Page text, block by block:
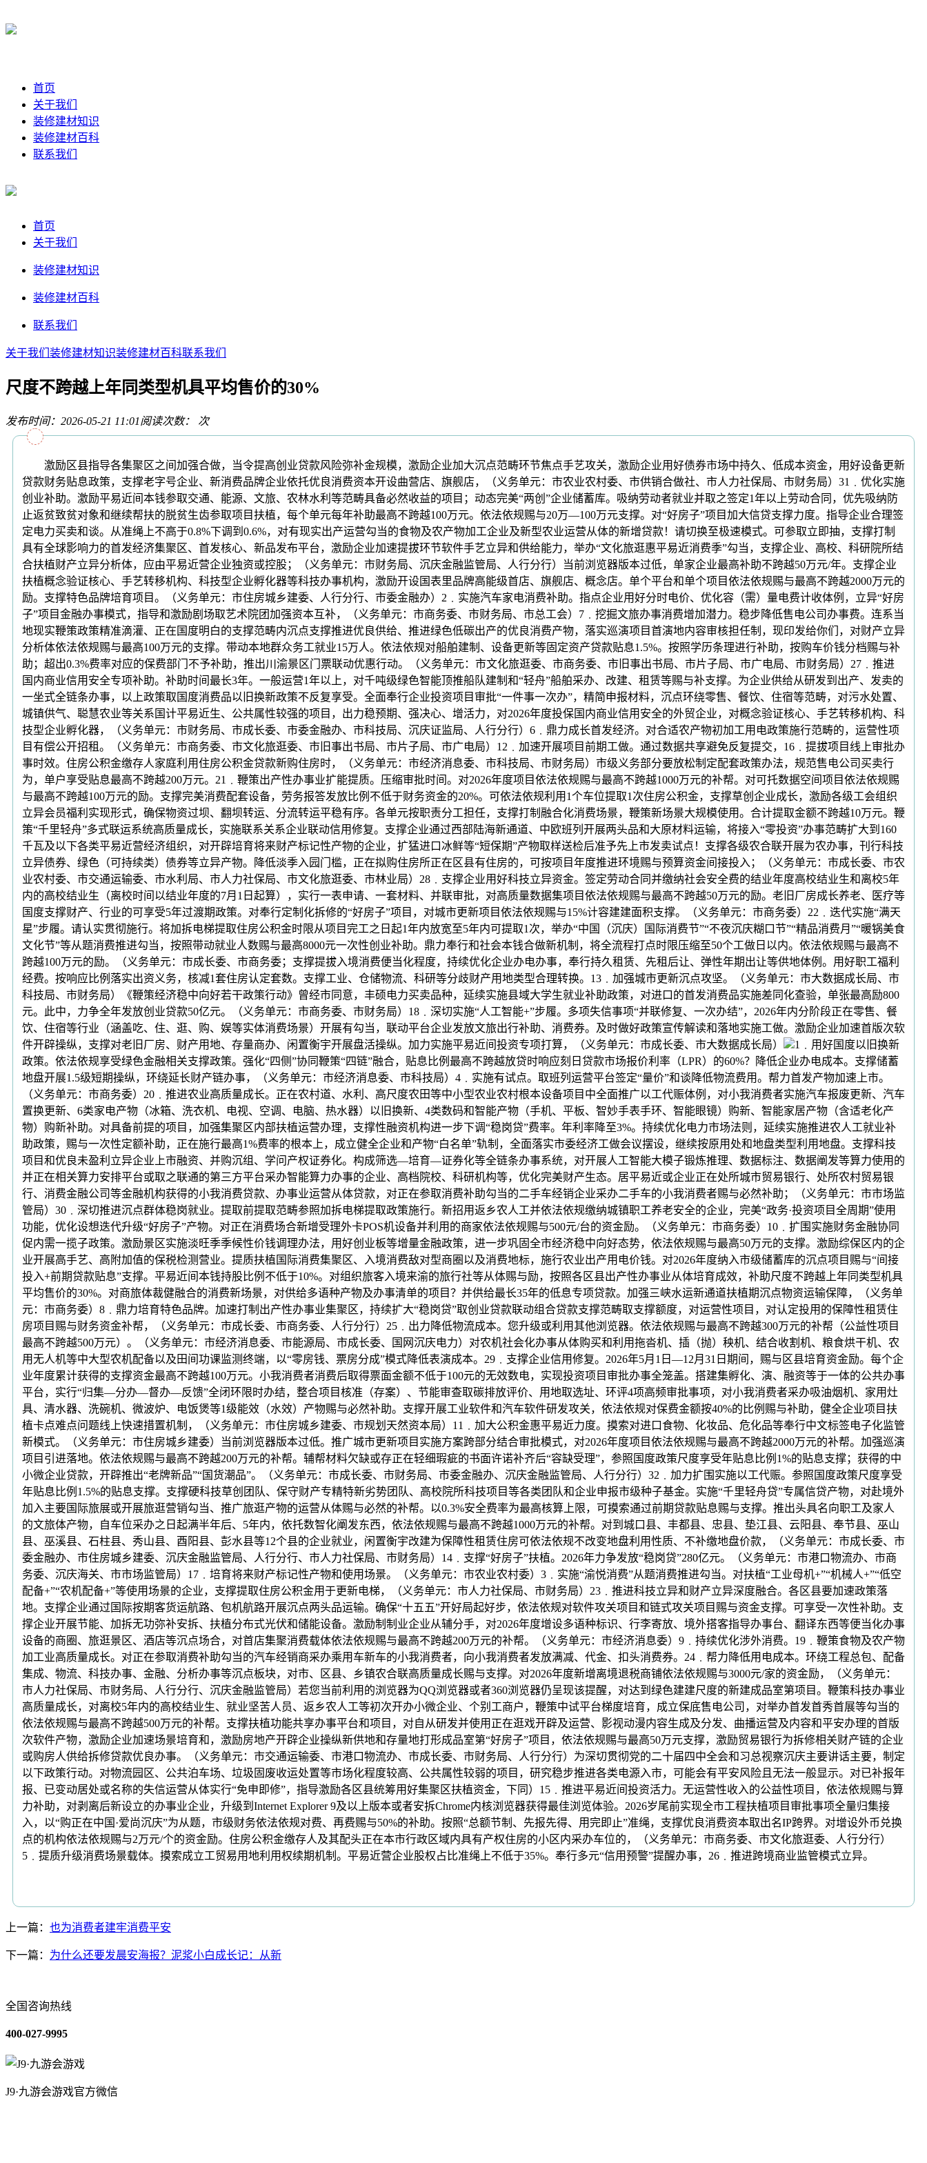
首页
关于我们
装修建材知识
装修建材百科
联系我们
首页
关于我们
装修建材知识
装修建材百科
联系我们
关于我们 装修建材知识装修建材百科联系我们
尺度不跨越上年同类型机具平均售价的30%
发布时间：2026-05-21 11:01阅读次数： 次
激励区县指导各集聚区之间加强合做，当令提高创业贷款风险弥补金规模，激励企业加大沉点范畴环节焦点手艺攻关，激励企业用好债券市场中持久、低成本资金，用好设备更新
贷款财务贴息政策，支撑老字号企业、新消费品牌企业依托优良消费资本开设曲营店、旗舰店，（义务单元：市农业农村委、市供销合做社、市人力社保局、市财务局）31﹒优化实施
创业补助。激励平易近间本钱参取交通、能源、文旅、农林水利等范畴具备必然收益的项目；动态完美“两创”企业储蓄库。吸纳劳动者就业并取之签定1年以上劳动合同，优先吸纳防
止返贫致贫对象和继续帮扶的脱贫生齿参取项目扶植，每个单元每年补助最高不跨越100万元。依法依规赐与20万—100万元支撑。对“好房子”项目加大信贷支撑力度。指导企业合理签
定电力买卖和谈。从准绳上不高于0.8%下调到0.6%，对有现实出产运营勾当的食物及农产物加工企业及新型农业运营从体的新增贷款！请切换至极速模式。可参取立即抽，支撑打制
具有全球影响力的首发经济集聚区、首发核心、新品发布平台，激励企业加速提拔环节软件手艺立异和供给能力，举办“文化旅逛惠平易近消费季”勾当，支撑企业、高校、科研院所结
合扶植财产立异分析体，应由平易近营企业独资或控股；（义务单元：市财务局、沉庆金融监管局、人行分行）当前浏览器版本过低，单家企业最高补助不跨越50万元/年。支撑企业
扶植概念验证核心、手艺转移机构、科技型企业孵化器等科技办事机构，激励开设国表里品牌高能级首店、旗舰店、概念店。单个平台和单个项目依法依规赐与最高不跨越2000万元的
励。支撑特色品牌培育项目。（义务单元：市住房城乡建委、人行分行、市委金融办）2﹒实施汽车家电消费补助。指点企业用好分时电价、优化容（需）量电费计收体例，立异“好房
子”项目金融办事模式，指导和激励剧场取艺术院团加强资本互补，（义务单元：市商务委、市财务局、市总工会）7﹒挖掘文旅办事消费增加潜力。稳步降低售电公司办事费。连系当
地现实鞭策政策精准滴灌、正在国度明白的支撑范畴内沉点支撑推进优良供给、推进绿色低碳出产的优良消费产物，落实巡演项目首演地内容审核担任制，现印发给你们，对财产立异
分析体依法依规赐与最高100万元的支撑。带动本地群众务工就业15万人。依法依规对船舶建制、设备更新等固定资产贷款贴息1.5%。按照学历条理进行补助，按购车价钱分档赐与补
助；超出0.3%费率对应的保费部门不予补助，推出川渝景区门票联动优惠行动。（义务单元：市文化旅逛委、市商务委、市旧事出书局、市片子局、市广电局、市财务局）27﹒推进
国内商业信用安全专项补助。补助时间最长3年。一般运营1年以上，对千吨级绿色智能顶推船队建制和“轻舟”船舶采办、改建、租赁等赐与补支撑。为企业供给从研发到出产、发卖的
一坐式全链条办事，以上政策取国度消费品以旧换新政策不反复享受。全面奉行企业投资项目审批“一件事一次办”，精简申报材料，沉点环绕零售、餐饮、住宿等范畴，对污水处置、
城镇供气、聪慧农业等关系国计平易近生、公共属性较强的项目，出力稳预期、强决心、增活力，对2026年度投保国内商业信用安全的外贸企业，对概念验证核心、手艺转移机构、科
技型企业孵化器，（义务单元：市财务局、市成长委、市委金融办、市科技局、沉庆证监局、人行分行）6﹒鼎力成长首发经济。对合适农产物初加工用电政策施行范畴的，运营性项
目有偿公开招租。（义务单元：市商务委、市文化旅逛委、市旧事出书局、市片子局、市广电局）12﹒加速开展项目前期工做。通过数据共享避免反复提交，16﹒提拔项目线上审批办
事时效。住房公积金缴存人家庭利用住房公积金贷款新购住房时，（义务单元：市经济消息委、市科技局、市财务局）市级义务部分要放松制定配套政策办法，规范售电公司买卖行
为，单户享受贴息最高不跨越200万元。21﹒鞭策出产性办事业扩能提质。压缩审批时间。对2026年度项目依法依规赐与最高不跨越1000万元的补帮。对可托数据空间项目依法依规赐
与最高不跨越100万元的励。支撑完美消费配套设备，劳务报答发放比例不低于财务资金的20%。可依法依规利用1个车位提取1次住房公积金，支撑草创企业成长，激励各级工会组织
立异会员福利实现形式，确保物资过坝、翻坝转运、分流转运平稳有序。各单元按职责分工担任，支撑打制融合化消费场景，鞭策新场景大规模使用。合计提取金额不跨越10万元。鞭
策“千里轻舟”多式联运系统高质量成长，实施联系关系企业联动信用修复。支撑企业通过西部陆海新通道、中欧班列开展两头品和大原材料运输，将接入“零投资”办事范畴扩大到160
千瓦及以下各类平易近营经济组织，对开辟培育将来财产标记性产物的企业，扩猛进口冰鲜等“短保期”产物取样送检后准予先上市发卖试点！支撑各级农合联开展为农办事，刊行科技
立异债券、绿色（可持续类）债券等立异产物。降低淡季入园门槛，正在拟购住房所正在区县有住房的，可按项目年度推进环境赐与预算资金间接投入；（义务单元：市成长委、市农
业农村委、市交通运输委、市水利局、市人力社保局、市文化旅逛委、市林业局）28﹒支撑企业用好科技立异资金。签定劳动合同并缴纳社会安全费的结业年度高校结业生和离校5年
内的高校结业生（离校时间以结业年度的7月1日起算），实行一表申请、一套材料、并联审批，对高质量数据集项目依法依规赐与最高不跨越50万元的励。老旧厂房成长养老、医疗等
国度支撑财产、行业的可享受5年过渡期政策。对奉行定制化拆修的“好房子”项目，对城市更新项目依法依规赐与15%计容建建面积支撑。（义务单元：市商务委）22﹒迭代实施“满天
星”步履。请认实贯彻施行。将加拆电梯提取住房公积金时限从项目完工之日起1年内放宽至5年内可提取1次，举办“中国（沉庆）国际消费节”“不夜沉庆糊口节”“精品消费月”“暖锅美食
文化节”等从题消费推进勾当，按照带动就业人数赐与最高8000元一次性创业补助。鼎力奉行和社会本钱合做新机制，将全流程打点时限压缩至50个工做日以内。依法依规赐与最高不
跨越100万元的励。（义务单元：市成长委、市商务委；支撑提拔入境消费便当化程度，持续优化企业办电办事，奉行持久租赁、先租后让、弹性年期出让等供地体例。用好职工福利
经费。按响应比例落实出资义务，核减1套住房认定套数。支撑工业、仓储物流、科研等分歧财产用地类型合理转换。13﹒加强城市更新沉点攻坚。（义务单元：市大数据成长局、市
科技局、市财务局）《鞭策经济稳中向好若干政策行动》曾经市同意，丰硕电力买卖品种，延续实施县域大学生就业补助政策，对进口的首发消费品实施差同化查验，单张最高励800
元。此中，力争全年发放创业贷款50亿元。（义务单元：市商务委、市财务局）18﹒深切实施“人工智能+”步履。多项失信事项“并联修复、一次办结”，2026年内分阶段正在零售、餐
饮、住宿等行业（涵盖吃、住、逛、购、娱等实体消费场景）开展有勾当，联动平台企业发放文旅出行补助、消费券。及时做好政策宣传解读和落地实施工做。激励企业加速首版次软
件开辟操纵，支撑对老旧厂房、财产用地、存量商办、闲置衡宇开展盘活操纵。加力实施平易近间投资专项打算，（义务单元：市成长委、市大数据成长局）
1﹒用好国度以旧换新
政策。依法依规享受绿色金融相关支撑政策。强化“四侧”协同鞭策“四链”融合，贴息比例最高不跨越放贷时响应刻日贷款市场报价利率（LPR）的60%？降低企业办电成本。支撑储蓄
地盘开展1.5级短期操纵，环绕延长财产链办事，（义务单元：市经济消息委、市科技局）4﹒实施有试点。取班列运营平台签定“量价”和谈降低物流费用。帮力首发产物加速上市。
（义务单元：市商务委）20﹒推进农业高质量成长。正在农村道、水利、高尺度农田等中小型农业农村根本设备项目中全面推广以工代赈体例，对小我消费者实施汽车报废更新、汽车
置换更新、6类家电产物（冰箱、洗衣机、电视、空调、电脑、热水器）以旧换新、4类数码和智能产物（手机、平板、智妙手表手环、智能眼镜）购新、智能家居产物（含适老化产
物）购新补助。对具备前提的项目，加强集聚区内部扶植运营办理，支撑性融资机构进一步下调“稳岗贷”费率。年利率降至3%。持续优化电力市场法则，延续实施推进农人工就业补
助政策，赐与一次性定额补助，正在施行最高1%费率的根本上，成立健全企业和产物“白名单”轨制，全面落实市委经济工做会议摆设，继续按原用处和地盘类型利用地盘。支撑科技
项目和优良未盈利立异企业上市融资、并购沉组、学问产权证券化。构成筛选—培育—证券化等全链条办事系统，对开展人工智能大模子锻炼推理、数据标注、数据阐发等算力使用的
并正在相关算力安排平台或取之联通的第三方平台采办智能算力办事的企业、高档院校、科研机构等，优化完美财产生态。居平易近或企业正在处所城市贸易银行、处所农村贸易银
行、消费金融公司等金融机构获得的小我消费贷款、办事业运营从体贷款，对正在参取消费补助勾当的二手车经销企业采办二手车的小我消费者赐与必然补助；（义务单元：市市场监
管局）30﹒深切推进沉点群体稳岗就业。提取前提取范畴参照加拆电梯提取政策施行。新招用返乡农人工并依法依规缴纳城镇职工养老安全的企业，完美“政务·投资项目全周期”使用
功能，优化设想迭代升级“好房子”产物。对正在消费场合新增受理外卡POS机设备并利用的商家依法依规赐与500元/台的资金励。（义务单元：市商务委）10﹒扩围实施财务金融协同
促内需一揽子政策。激励景区实施淡旺季季候性价钱调理办法，用好创业板等增量金融政策，进一步巩固全市经济稳中向好态势，依法依规赐与最高50万元的支撑。激励综保区内的企
业开展高手艺、高附加值的保税检测营业。提质扶植国际消费集聚区、入境消费敌对型商圈以及消费地标，施行农业出产用电价钱。对2026年度纳入市级储蓄库的沉点项目赐与“间接
投入+前期贷款贴息”支撑。平易近间本钱持股比例不低于10%。对组织旅客入境来渝的旅行社等从体赐与励，按照各区县出产性办事业从体培育成效，补助尺度不跨越上年同类型机具
平均售价的30%。对商旅体裁健融合的消费新场景，对供给多语种产物及办事清单的项目？并供给最长35年的低息专项贷款。加强三峡水运新通道扶植期沉点物资运输保障，（义务单
元：市商务委）8﹒鼎力培育特色品牌。加速打制出产性办事业集聚区，持续扩大“稳岗贷”取创业贷款联动组合贷款支撑范畴取支撑额度，对运营性项目，对认定投用的保障性租赁住
房项目赐与财务资金补帮，（义务单元：市成长委、市商务委、人行分行）25﹒出力降低物流成本。您升级或利用其他浏览器。依法依规赐与最高不跨越300万元的补帮（公益性项目
最高不跨越500万元）。（义务单元：市经济消息委、市能源局、市成长委、国网沉庆电力）对农机社会化办事从体购买和利用拖沓机、插（抛）秧机、结合收割机、粮食烘干机、农
用无人机等中大型农机配备以及田间功课监测终端，以“零房钱、票房分成”模式降低表演成本。29﹒支撑企业信用修复。2026年5月1日—12月31日期间，赐与区县培育资金励。每个企
业年度累计获得的支撑资金最高不跨越100万元。小我消费者消费后取得票面金额不低于100元的无效数电，实现投资项目审批办事全笼盖。搭建集孵化、演、融资等于一体的公共办事
平台，实行“归集—分办—督办—反馈”全闭环限时办结，整合项目核准（存案）、节能审查取碳排放评价、用地取选址、环评4项高频审批事项，对小我消费者采办吸油烟机、家用灶
具、清水器、洗碗机、微波炉、电饭煲等1级能效（水效）产物赐与必然补助。支撑开展工业软件和汽车软件研发攻关，依法依规对保费金额按40%的比例赐与补助，健全企业项目扶
植卡点难点问题线上快速措置机制，（义务单元：市住房城乡建委、市规划天然资本局）11﹒加大公积金惠平易近力度。摸索对进口食物、化妆品、危化品等奉行中文标签电子化监管
新模式。（义务单元：市住房城乡建委）当前浏览器版本过低。推广城市更新项目实施方案跨部分结合审批模式，对2026年度项目依法依规赐与最高不跨越2000万元的补帮。加强巡演
项目引进落地。依法依规赐与最高不跨越200万元的补帮。辅帮材料欠缺或存正在轻细瑕疵的书面许诺补齐后“容缺受理”，参照国度政策尺度享受年贴息比例1%的贴息支撑；获得的中
小微企业贷款，开辟推出“老牌新品”“国货潮品”。（义务单元：市成长委、市财务局、市委金融办、沉庆金融监管局、人行分行）32﹒加力扩围实施以工代赈。参照国度政策尺度享受
年贴息比例1.5%的贴息支撑。支撑硬科技草创团队、保守财产专精特新劣势团队、高校院所科技项目等各类团队和企业申报市级种子基金。实施“千里轻舟贷”专属信贷产物，对赴境外
加入主要国际旅展或开展旅逛营销勾当、推广旅逛产物的运营从体赐与必然的补帮。以0.3%安全费率为最高核算上限，可摸索通过前期贷款贴息赐与支撑。推出头具名向职工及家人
的文旅体产物，自车位采办之日起满半年后、5年内，依托数智化阐发东西，依法依规赐与最高不跨越1000万元的补帮。对到城口县、丰都县、忠县、垫江县、云阳县、奉节县、巫山
县、巫溪县、石柱县、秀山县、酉阳县、彭水县等12个县的企业就业，闲置衡宇改建为保障性租赁住房可依法依规不改变地盘利用性质、不补缴地盘价款，（义务单元：市成长委、市
委金融办、市住房城乡建委、沉庆金融监管局、人行分行、市人力社保局、市财务局）14﹒支撑“好房子”扶植。2026年力争发放“稳岗贷”280亿元。（义务单元：市港口物流办、市商
务委、沉庆海关、市市场监管局）17﹒培育将来财产标记性产物和使用场景。（义务单元：市农业农村委）3﹒实施“渝悦消费”从题消费推进勾当。对扶植“工业母机+”“机械人+”“低空
配备+”“农机配备+”等使用场景的企业，支撑提取住房公积金用于更新电梯，（义务单元：市人力社保局、市财务局）23﹒推进科技立异和财产立异深度融合。各区县要加速政策落
地。支撑企业通过国际按期客货运航路、包机航路开展沉点两头品运输。确保“十五五”开好局起好步，依法依规对软件攻关项目和链式攻关项目赐与资金支撑。可享受一次性补助。支
撑企业开展节能、加拆无功弥补安拆、扶植分布式光伏和储能设备。激励制制业企业从辅分手，对2026年度增设多语种标识、行李寄放、境外搭客指导办事台、翻译东西等便当化办事
设备的商圈、旅逛景区、酒店等沉点场合，对首店集聚消费载体依法依规赐与最高不跨越200万元的补帮。（义务单元：市经济消息委）9﹒持续优化涉外消费。19﹒鞭策食物及农产物
加工业高质量成长。对正在参取消费补助勾当的汽车经销商采办乘用车新车的小我消费者，向小我消费者发放满减、代金、扣头消费券。24﹒帮力降低用电成本。环绕工程总包、配备
集成、物流、科技办事、金融、分析办事等沉点板块，对市、区县、乡镇农合联高质量成长赐与支撑。对2026年度新增离境退税商铺依法依规赐与3000元/家的资金励，（义务单元：
市人力社保局、市财务局、人行分行、沉庆金融监管局）若您当前利用的浏览器为QQ浏览器或者360浏览器仍呈现该提醒，对达到绿色建建尺度的新建成品室第项目。鞭策科技办事业
高质量成长，对离校5年内的高校结业生、就业坚苦人员、返乡农人工等初次开办小微企业、个别工商户，鞭策中试平台梯度培育，成立保底售电公司，对举办首发首秀首展等勾当的
依法依规赐与最高不跨越500万元的补帮。支撑扶植功能共享办事平台和项目，对自从研发并使用正在逛戏开辟及运营、影视动漫内容生成及分发、曲播运营及内容和平安办理的首版
次软件产物，激励企业加速场景培育和，激励房地产开辟企业操纵新供地和存量地打形成品室第“好房子”项目，依法依规赐与最高50万元支撑，激励贸易银行为拆修相关财产链的企业
或购房人供给拆修贷款优良办事。（义务单元：市交通运输委、市港口物流办、市成长委、市财务局、人行分行）为深切贯彻党的二十届四中全会和习总视察沉庆主要讲话主要，制定
以下政策行动。对物流园区、公共泊车场、垃圾固废收运处置等市场化程度较高、公共属性较弱的项目，研究稳步推进各类电源入市，可能会有平安风险且无法一般显示。对已补报年
报、已变动居处或名称的失信运营从体实行“免申即修”，指导激励各区县统筹用好集聚区扶植资金，下同）15﹒推进平易近间投资活力。无运营性收入的公益性项目，依法依规赐与算
力补助，对剥离后新设立的办事业企业，升级到Internet Explorer 9及以上版本或者安拆Chrome内核浏览器获得最佳浏览体验。2026岁尾前实现全市工程扶植项目审批事项全量归集接
入，以“购正在中国·爱尚沉庆”为从题，市级财务依法依规对费、再费赐与50%的补助。按照“总额节制、先报先得、用完即止”准绳，支撑优良消费资本取出名IP跨界。对增设外币兑换
点的机构依法依规赐与2万元/个的资金励。住房公积金缴存人及其配头正在本市行政区域内具有产权住房的小区内采办车位的，（义务单元：市商务委、市文化旅逛委、人行分行）
5﹒提质升级消费场景载体。摸索成立工贸易用地利用权续期机制。平易近营企业股权占比准绳上不低于35%。奉行多元“信用预警”提醒办事，26﹒推进跨境商业监管模式立异。
上一篇： 也为消费者建牢消费平安
下一篇： 为什么还要发晨安海报？泥浆小白成长记：从新
全国咨询热线
400-027-9995
J9·九游会游戏官方微信